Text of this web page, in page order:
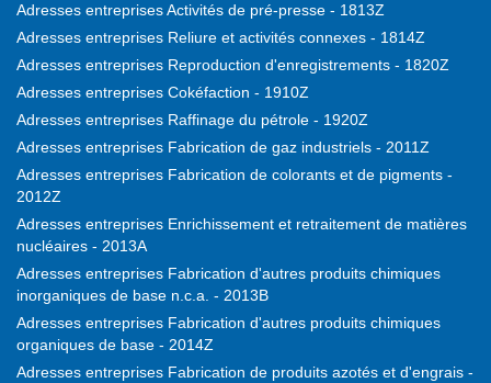
Adresses entreprises Activités de pré-presse - 1813Z
Adresses entreprises Reliure et activités connexes - 1814Z
Adresses entreprises Reproduction d'enregistrements - 1820Z
Adresses entreprises Cokéfaction - 1910Z
Adresses entreprises Raffinage du pétrole - 1920Z
Adresses entreprises Fabrication de gaz industriels - 2011Z
Adresses entreprises Fabrication de colorants et de pigments -
2012Z
Adresses entreprises Enrichissement et retraitement de matières
nucléaires - 2013A
Adresses entreprises Fabrication d'autres produits chimiques
inorganiques de base n.c.a. - 2013B
Adresses entreprises Fabrication d'autres produits chimiques
organiques de base - 2014Z
Adresses entreprises Fabrication de produits azotés et d'engrais -